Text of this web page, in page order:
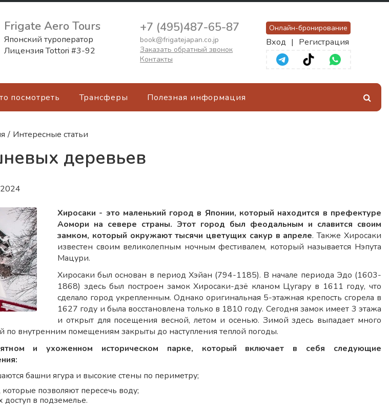
Frigate Aero Tours
Японский туроператор
Лицензия Tottori #3-92
+7 (495)487-65-87
book@frigatejapan.co.jp
Заказать обратный звонок
Контакты
Онлайн-бронирование
Вход | Регистрация
посмотреть Трансферы Полезная информация
/ Интересные статьи
деревьев
Хиросаки - это маленький город в Японии, который находится в префектуре
Аомори на севере страны. Этот город был феодальным и славится своим
замком, который окружают тысячи цветущих сакур в апреле. Также Хиросаки
известен своим великолепным ночным фестивалем, который называется Нэпута
Мацури.
Хиросаки был основан в период Хэйан (794-1185). В начале периода Эдо (1603-
1868) здесь был построен замок Хиросаки-дзё кланом Цугару в 1611 году, что
сделало город укрепленным. Однако оригинальная 5-этажная крепость сгорела в
1627 году и была восстановлена только в 1810 году. Сегодня замок имеет 3 этажа
и открыт для посещения весной, летом и осенью. Зимой здесь выпадает много
по внутренним помещениям закрыты до наступления теплой погоды.
и ухоженном историческом парке, который включает в себя следующие
башни ягура и высокие стены по периметру;
позволяют пересечь воду;
в подземелье.